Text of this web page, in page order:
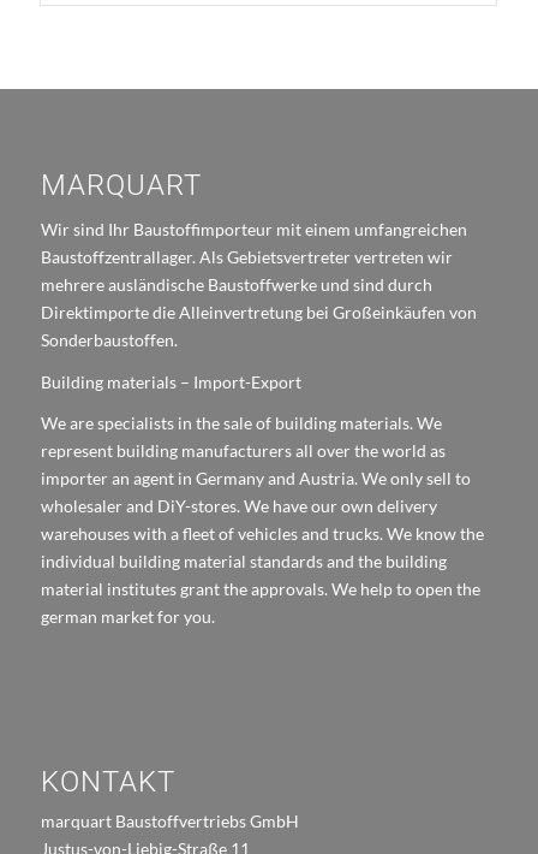
MARQUART
Wir sind Ihr Baustoffimporteur mit einem umfangreichen
Baustoffzentrallager. Als Gebietsvertreter vertreten wir
mehrere ausländische Baustoffwerke und sind durch
Direktimporte die Alleinvertretung bei Großeinkäufen von
Sonderbaustoffen.
Building materials – Import-Export
We are specialists in the sale of building materials. We
represent building manufacturers all over the world as
importer an agent in Germany and Austria. We only sell to
wholesaler and DiY-stores. We have our own delivery
warehouses with a fleet of vehicles and trucks. We know the
individual building material standards and the building
material institutes grant the approvals. We help to open the
german market for you.
KONTAKT
marquart Baustoffvertriebs GmbH
Justus-von-Liebig-Straße 11